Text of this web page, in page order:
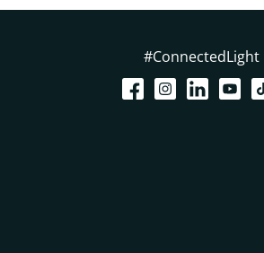
#ConnectedLight